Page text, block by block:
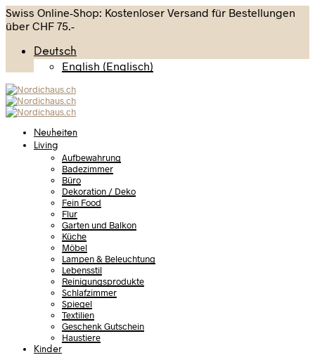
Swiss Online-Shop: Kostenloser Versand für Bestellungen
über CHF 75.-
Deutsch
English (Englisch)
Neuheiten
Living
Aufbewahrung
Badezimmer
Büro
Dekoration / Deko
Fein Food
Flur
Garten und Balkon
Küche
Möbel
Lampen & Beleuchtung
Lebensstil
Reinigungsprodukte
Schlafzimmer
Spiegel
Textilien
Geschenk Gutschein
Haustiere
Kinder